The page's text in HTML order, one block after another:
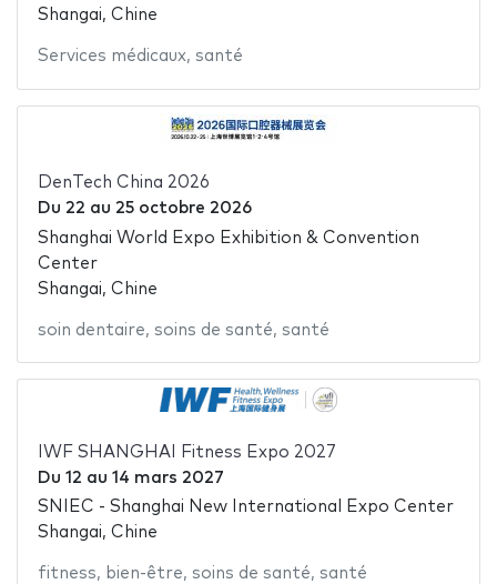
Shangai, Chine
Services médicaux, santé
DenTech China 2026
Du 22 au 25 octobre 2026
Shanghai World Expo Exhibition & Convention
Center
Shangai, Chine
soin dentaire, soins de santé, santé
IWF SHANGHAI Fitness Expo 2027
Du 12 au 14 mars 2027
SNIEC - Shanghai New International Expo Center
Shangai, Chine
fitness, bien-être, soins de santé, santé